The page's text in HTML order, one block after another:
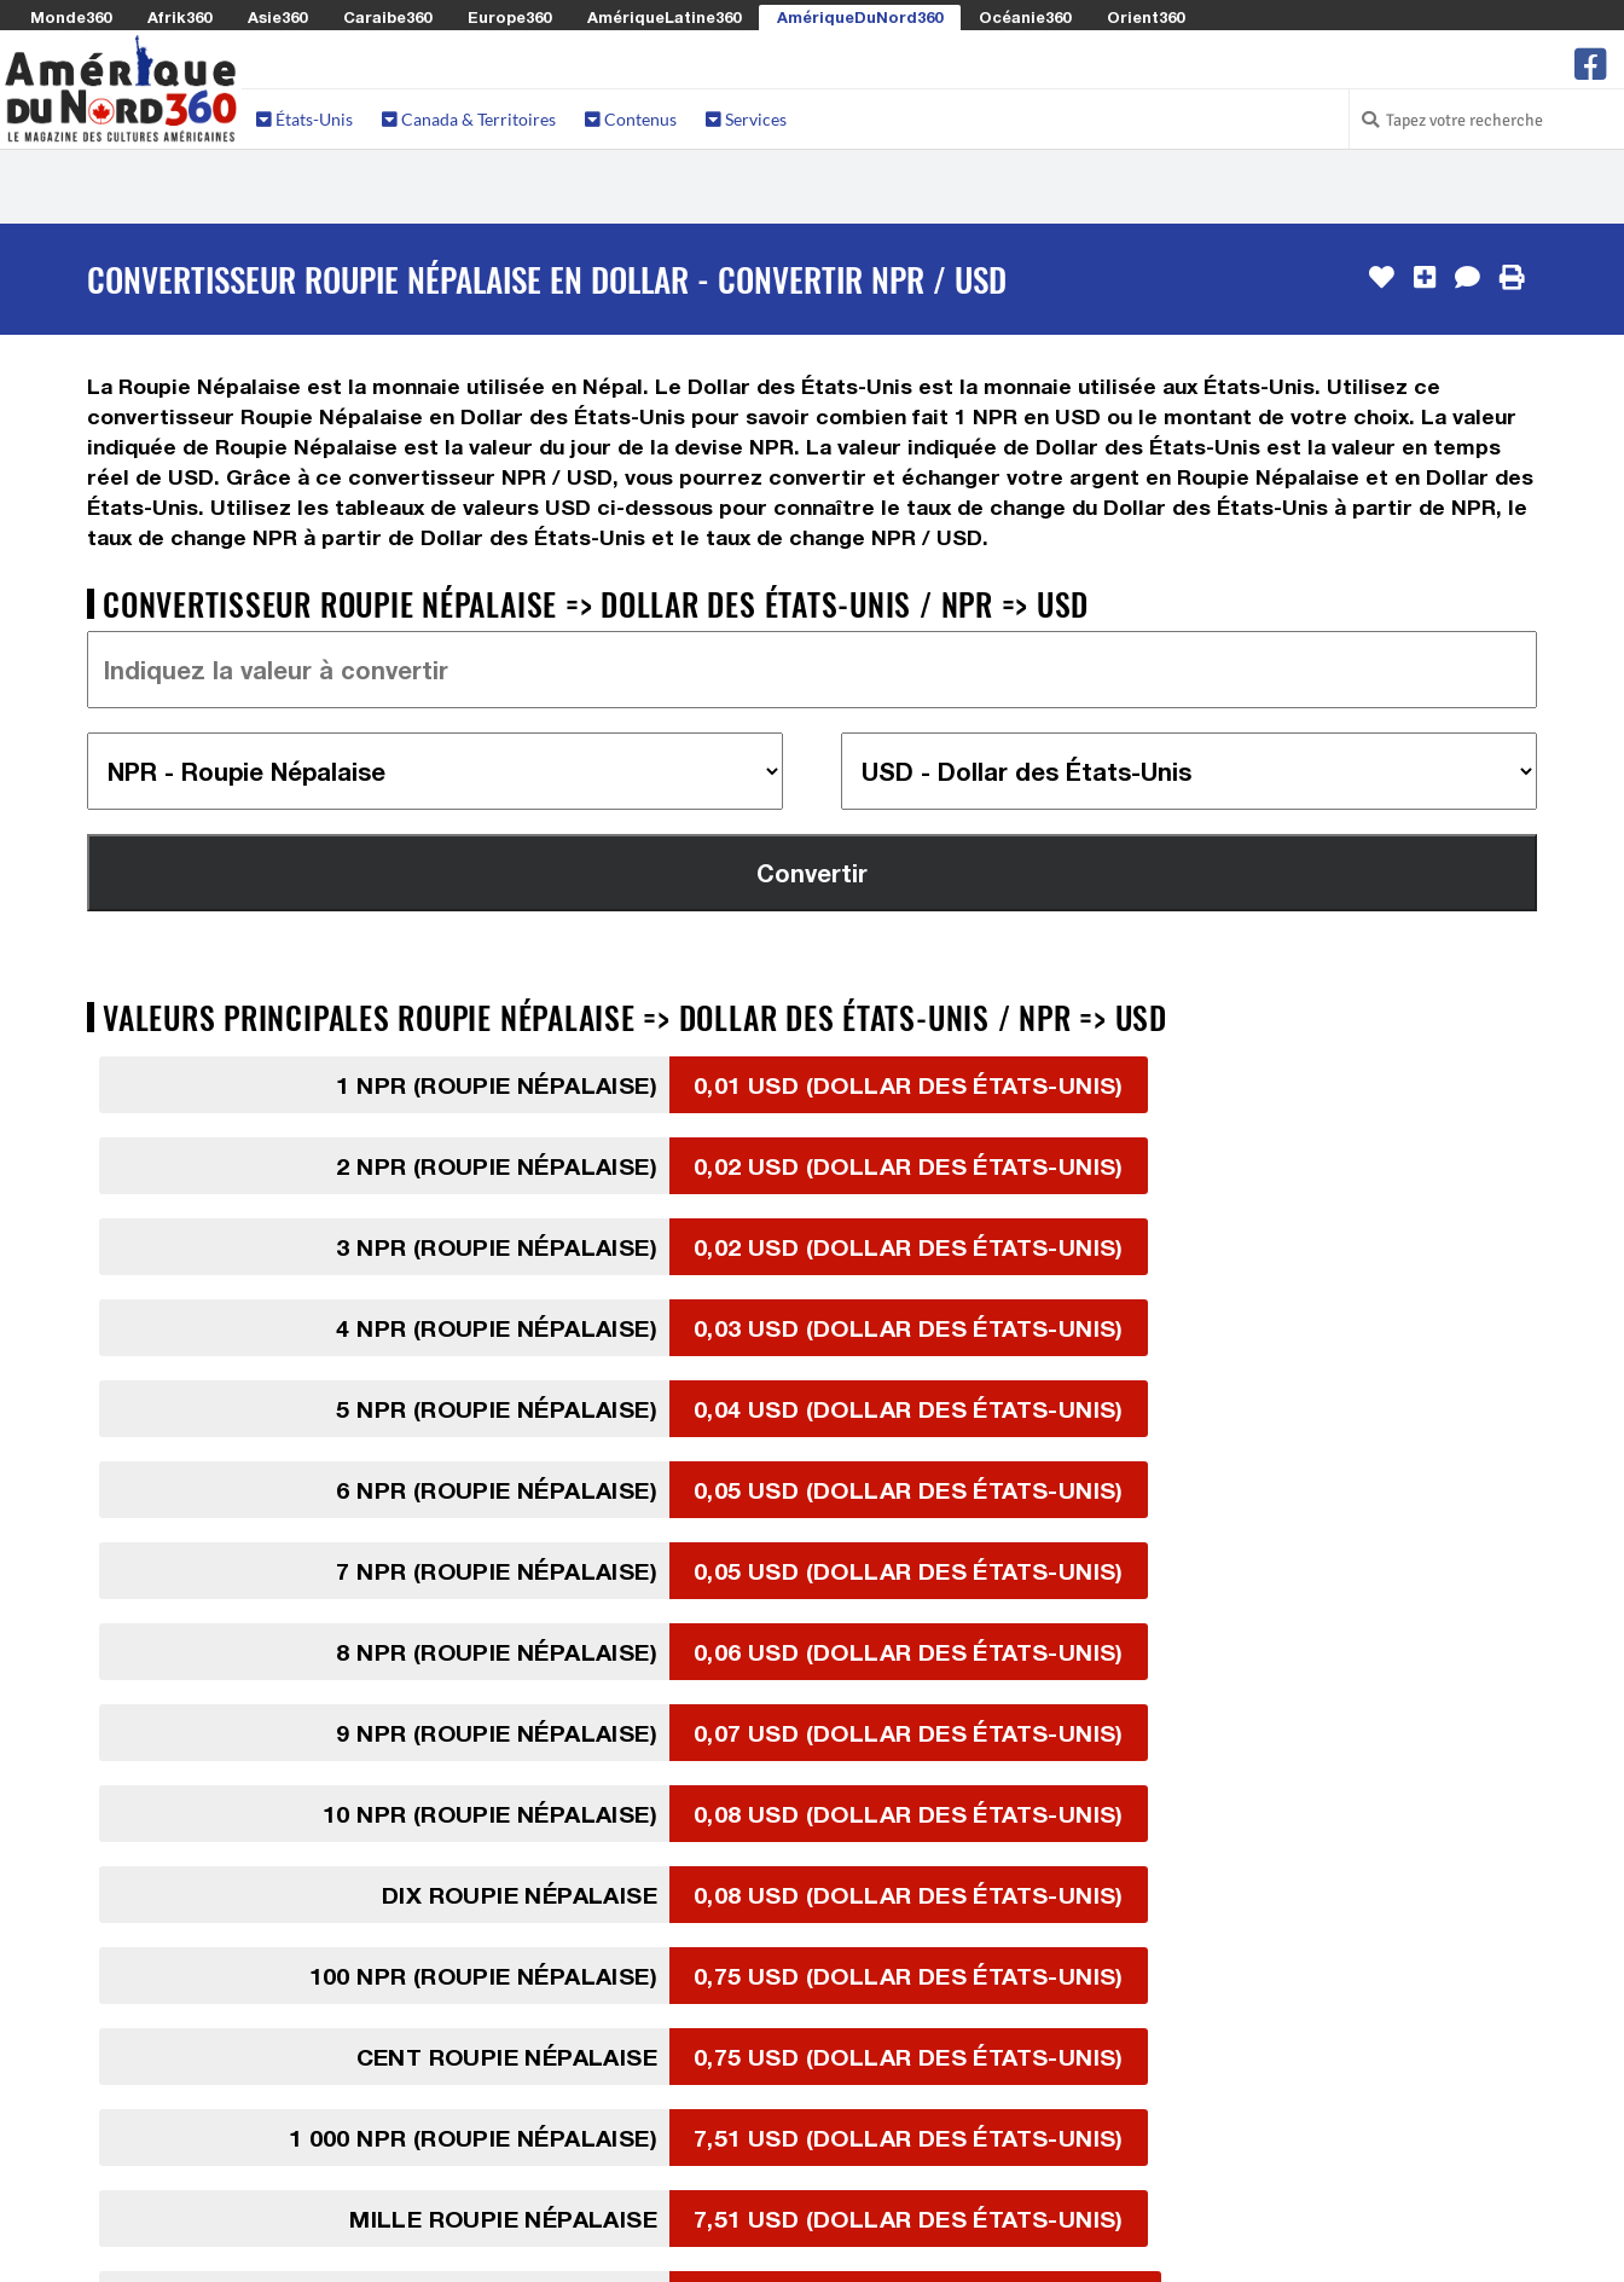
Monde360 Afrik360 Asie360 Caraibe360 Europe360 AmériqueLatine360 AmériqueDuNord360 Océanie360 Orient360
États-Unis Canada & Territoires Contenus Services
CONVERTISSEUR ROUPIE NÉPALAISE EN DOLLAR - CONVERTIR NPR / USD
La Roupie Népalaise est la monnaie utilisée en Népal. Le Dollar des États-Unis est la monnaie utilisée aux États-Unis. Utilisez ce
convertisseur Roupie Népalaise en Dollar des États-Unis pour savoir combien fait 1 NPR en USD ou le montant de votre choix. La valeur
indiquée de Roupie Népalaise est la valeur du jour de la devise NPR. La valeur indiquée de Dollar des États-Unis est la valeur en temps
réel de USD. Grâce à ce convertisseur NPR / USD, vous pourrez convertir et échanger votre argent en Roupie Népalaise et en Dollar des
États-Unis. Utilisez les tableaux de valeurs USD ci-dessous pour connaître le taux de change du Dollar des États-Unis à partir de NPR, le
taux de change NPR à partir de Dollar des États-Unis et le taux de change NPR / USD.
CONVERTISSEUR ROUPIE NÉPALAISE => DOLLAR DES ÉTATS-UNIS / NPR => USD
VALEURS PRINCIPALES ROUPIE NÉPALAISE => DOLLAR DES ÉTATS-UNIS / NPR => USD
1 NPR (ROUPIE NÉPALAISE) 0,01 USD (DOLLAR DES ÉTATS-UNIS)
2 NPR (ROUPIE NÉPALAISE) 0,02 USD (DOLLAR DES ÉTATS-UNIS)
3 NPR (ROUPIE NÉPALAISE) 0,02 USD (DOLLAR DES ÉTATS-UNIS)
4 NPR (ROUPIE NÉPALAISE) 0,03 USD (DOLLAR DES ÉTATS-UNIS)
5 NPR (ROUPIE NÉPALAISE) 0,04 USD (DOLLAR DES ÉTATS-UNIS)
6 NPR (ROUPIE NÉPALAISE) 0,05 USD (DOLLAR DES ÉTATS-UNIS)
7 NPR (ROUPIE NÉPALAISE) 0,05 USD (DOLLAR DES ÉTATS-UNIS)
8 NPR (ROUPIE NÉPALAISE) 0,06 USD (DOLLAR DES ÉTATS-UNIS)
9 NPR (ROUPIE NÉPALAISE) 0,07 USD (DOLLAR DES ÉTATS-UNIS)
10 NPR (ROUPIE NÉPALAISE) 0,08 USD (DOLLAR DES ÉTATS-UNIS)
DIX ROUPIE NÉPALAISE 0,08 USD (DOLLAR DES ÉTATS-UNIS)
100 NPR (ROUPIE NÉPALAISE) 0,75 USD (DOLLAR DES ÉTATS-UNIS)
CENT ROUPIE NÉPALAISE 0,75 USD (DOLLAR DES ÉTATS-UNIS)
1 000 NPR (ROUPIE NÉPALAISE) 7,51 USD (DOLLAR DES ÉTATS-UNIS)
MILLE ROUPIE NÉPALAISE 7,51 USD (DOLLAR DES ÉTATS-UNIS)